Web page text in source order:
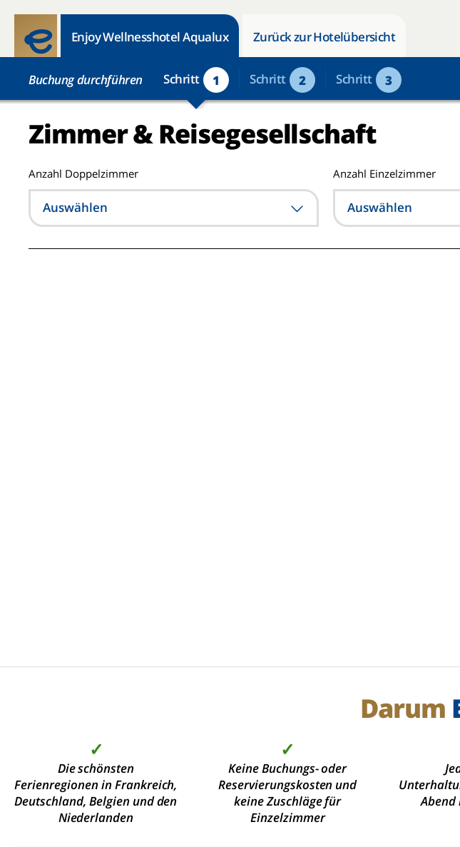
Enjoy Wellnesshotel Aqualux Zurück zur Hotelübersicht
Buchung durchführen Schritt 1 Schritt 2 Schritt 3
Zimmer & Reisegesellschaft
Anzahl Doppelzimmer
Auswählen
Anzahl Einzelzimmer
Auswählen
Darum
✓
Die schönsten
Ferienregionen in Frankreich,
Deutschland, Belgien und den
Niederlanden
✓
Keine Buchungs- oder
Reservierungskosten und
keine Zuschläge für
Einzelzimmer
Abend